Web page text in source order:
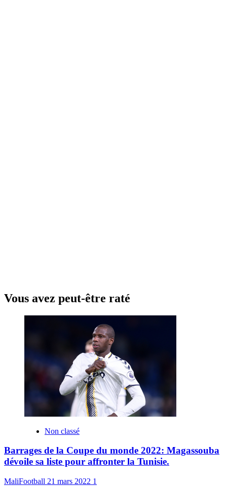
Vous avez peut-être raté
Non classé
Barrages de la Coupe du monde 2022: Magassouba
dévoile sa liste pour affronter la Tunisie.
MaliFootball 21 mars 2022 1